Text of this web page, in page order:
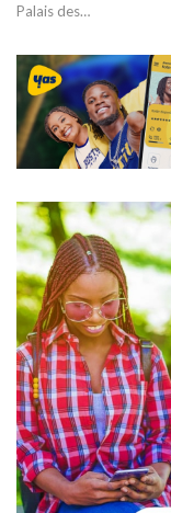
Palais des…